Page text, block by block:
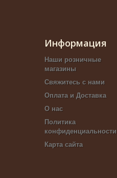
Информация
Наши розничные
магазины
Свяжитесь с нами
Оплата и Доставка
О нас
Политика
конфиденциальности
Карта сайта